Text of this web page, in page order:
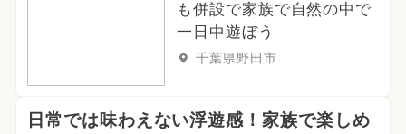
も併設で家族で自然の中で
一日中遊ぼう
千葉県野田市
日常では味わえない浮遊感！家族で楽しめ